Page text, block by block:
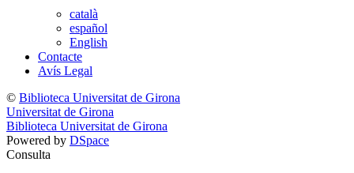
català
español
English
Contacte
Avís Legal
© Biblioteca Universitat de Girona
Universitat de Girona
Biblioteca Universitat de Girona
Powered by DSpace
Consulta